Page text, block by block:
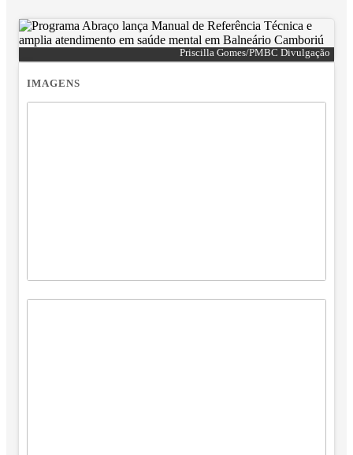
Priscilla Gomes/PMBC Divulgação
IMAGENS